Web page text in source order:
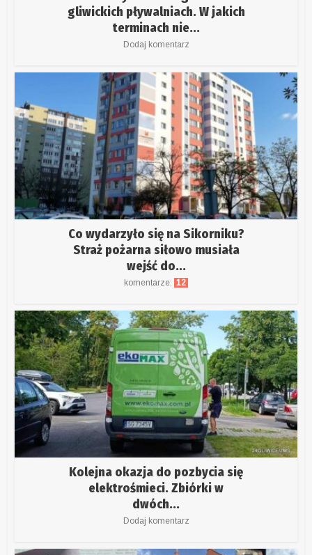
gliwickich pływalniach. W jakich
terminach nie...
Dodaj komentarz
Co wydarzyło się na Sikorniku?
Straż pożarna siłowo musiała
wejść do...
komentarze: 12
Kolejna okazja do pozbycia się
elektrośmieci. Zbiórki w
dwóch...
Dodaj komentarz